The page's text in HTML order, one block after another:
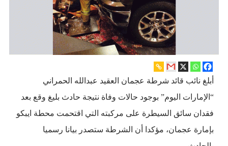
أبلغ نائب قائد شرطة عجمان العقيد عبدالله الحمراني
“الإمارات اليوم” بوجود حالات وفاة نتيجة حادث بليغ وقع بعد
فقدان سائق السيطرة على مركبته التي اقتحمت محطة ايبكو
بإمارة عجمان، مؤكدا أن الشرطة ستصدر بيانا رسميا